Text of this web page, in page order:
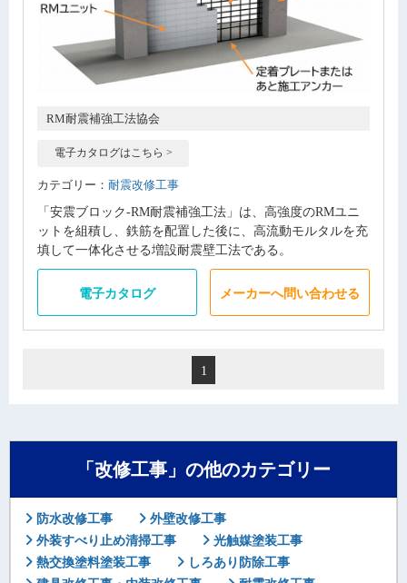
RM耐震補強工法協会
電子カタログはこちら >
カテゴリー： 耐震改修工事
「安震ブロック-RM耐震補強工法」は、高強度のRMユニ
ットを組積し、鉄筋を配置した後に、高流動モルタルを充
填して一体化させる増設耐震壁工法である。
電子カタログ メーカーへ問い合わせる
1
「改修工事」の他のカテゴリー
防水改修工事
外壁改修工事
外装すべり止め清掃工事
光触媒塗装工事
熱交換塗料塗装工事
しろあり防除工事